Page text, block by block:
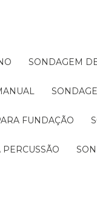
SONDAGEM
FUNDAÇÃO
PERCUSSÃO